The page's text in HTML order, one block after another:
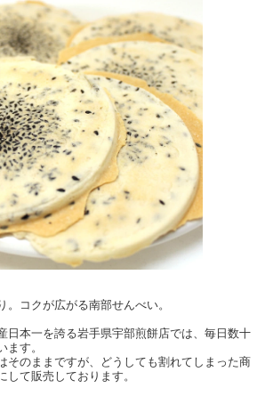
。コクが広がる南部せんべい。
日本一を誇る岩手県宇部煎餅店では、毎日数十
ます。
そのままですが、どうしても割れてしまった商
て販売しております。